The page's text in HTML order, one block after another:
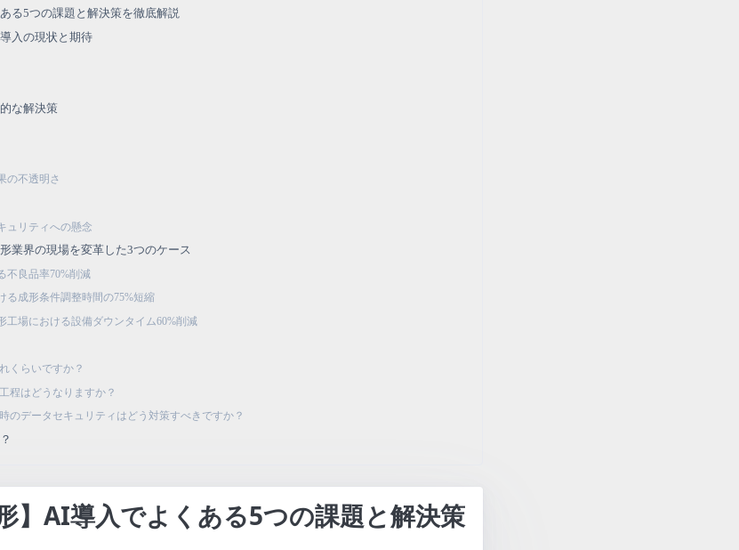
る5つの課題と解決策を徹底解説
入の現状と期待
な解決策
の不透明さ
ュリティへの懸念
業界の現場を変革した3つのケース
不良品率70%削減
る成形条件調整時間の75%短縮
工場における設備ダウンタイム60%削減
くらいですか？
程はどうなりますか？
のデータセキュリティはどう対策すべきですか？
】AI導入でよくある5つの課題と解決策